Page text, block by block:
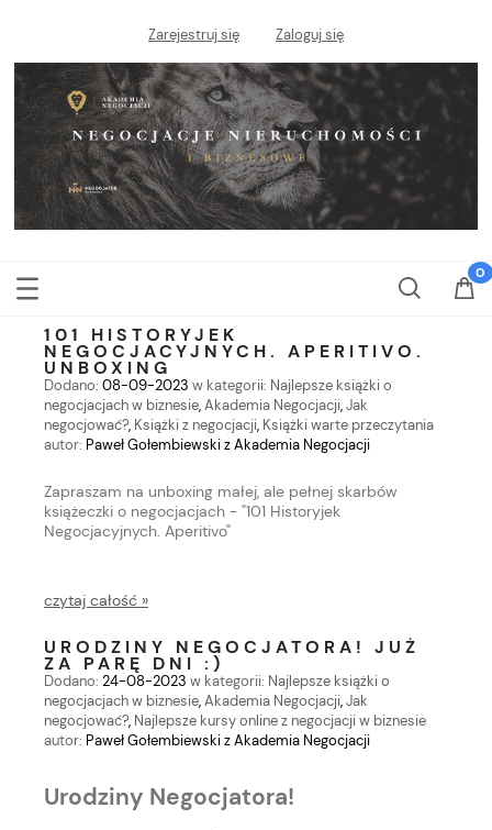
Zarejestruj się Zaloguj się
101 HISTORYJEK
NEGOCJACYJNYCH. APERITIVO.
UNBOXING
Dodano: 08-09-2023 w kategorii: Najlepsze książki o
negocjacjach w biznesie,Akademia Negocjacji,Jak
negocjować?, Książki z negocjacji, Książki warte przeczytania
autor: Paweł Gołembiewski z Akademia Negocjacji
Zapraszam na unboxing małej, ale pełnej skarbów
książeczki o negocjacjach - "101 Historyjek
Negocjacyjnych. Aperitivo"
czytaj całość »
URODZINY NEGOCJATORA! JUŻ
ZA PARĘ DNI :)
Dodano: 24-08-2023 w kategorii: Najlepsze książki o
negocjacjach w biznesie,Akademia Negocjacji,Jak
negocjować?, Najlepsze kursy online z negocjacji w biznesie
autor: Paweł Gołembiewski z Akademia Negocjacji
Urodziny Negocjatora!